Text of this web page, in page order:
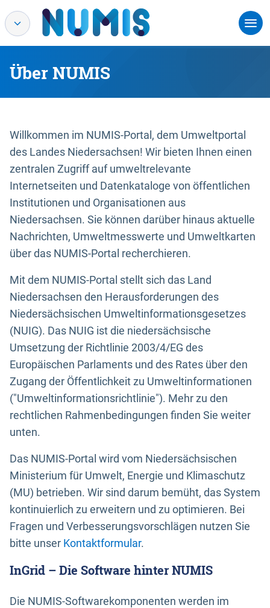
Über NUMIS
Willkommen im NUMIS-Portal, dem Umweltportal
des Landes Niedersachsen! Wir bieten Ihnen einen
zentralen Zugriff auf umweltrelevante
Internetseiten und Datenkataloge von öffentlichen
Institutionen und Organisationen aus
Niedersachsen. Sie können darüber hinaus aktuelle
Nachrichten, Umweltmesswerte und Umweltkarten
über das NUMIS-Portal recherchieren.
Mit dem NUMIS-Portal stellt sich das Land
Niedersachsen den Herausforderungen des
Niedersächsischen Umweltinformationsgesetzes
(NUIG). Das NUIG ist die niedersächsische
Umsetzung der Richtlinie 2003/4/EG des
Europäischen Parlaments und des Rates über den
Zugang der Öffentlichkeit zu Umweltinformationen
("Umweltinformationsrichtlinie"). Mehr zu den
rechtlichen Rahmenbedingungen finden Sie weiter
unten.
Das NUMIS-Portal wird vom Niedersächsischen
Ministerium für Umwelt, Energie und Klimaschutz
(MU) betrieben. Wir sind darum bemüht, das System
kontinuierlich zu erweitern und zu optimieren. Bei
Fragen und Verbesserungsvorschlägen nutzen Sie
bitte unser Kontaktformular.
InGrid – Die Software hinter NUMIS
Die NUMIS-Softwarekomponenten werden im